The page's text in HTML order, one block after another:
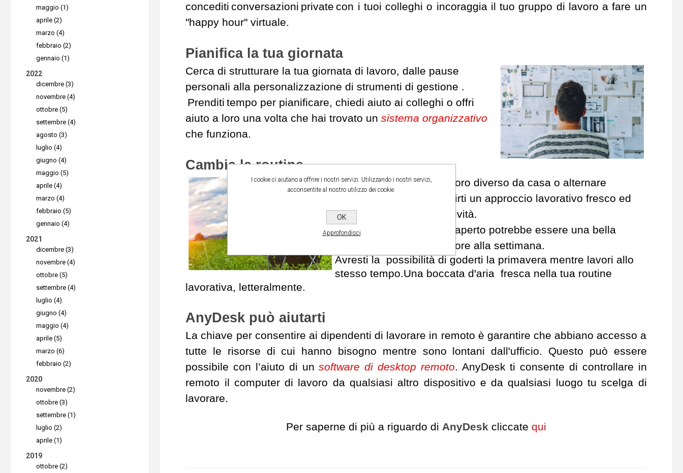
concediti conversazioni private con i tuoi colleghi o incoraggia il tuo gruppo di lavoro a fare un
"happy hour" virtuale.
Pianifica la tua giornata
Cerca di strutturare la tua giornata di lavoro, dalle pause
personali alla personalizzazione di strumenti di gestione .
Prenditi tempo per pianificare, chiedi aiuto ai colleghi o offri
aiuto a loro una volta che hai trovato unsistema organizzativo
che funziona.
Cambia la routine
Scegliere un luogo di lavoro diverso da casa o alternare
può fornirti un approccio lavorativo fresco ed
aumentare la tua produttività.
Ad esempio, lavorare all'aperto potrebbe essere una bella
alternativa per un paio d'ore alla settimana.
Avresti la possibilità di goderti la primavera mentre lavori allo
stesso tempo.Una boccata d'aria fresca nella tua routine
lavorativa, letteralmente.
AnyDesk può aiutarti
La chiave per consentire ai dipendenti di lavorare in remoto è garantire che abbiano accesso a
tutte le risorse di cui hanno bisogno mentre sono lontani dall'ufficio. Questo può essere
possibile con l’aiuto di unsoftware di desktop remoto. AnyDesk ti consente di controllare in
remoto il computer di lavoro da qualsiasi altro dispositivo e da qualsiasi luogo tu scelga di
lavorare.
Per saperne di più a riguardo di AnyDeskcliccate qui
maggio (1)
aprile (2)
marzo (4)
febbraio (2)
gennaio (1)
2022
dicembre (3)
novembre (4)
ottobre (5)
settembre (4)
agosto (3)
luglio (4)
giugno (4)
maggio (5)
aprile (4)
marzo (4)
febbraio (5)
gennaio (4)
2021
dicembre (3)
novembre (4)
ottobre (5)
settembre (4)
luglio (4)
giugno (4)
maggio (4)
aprile (5)
marzo (6)
febbraio (2)
2020
novembre (2)
ottobre (3)
settembre (1)
luglio (2)
aprile (1)
2019
ottobre (2)
I cookie ci aiutano a offrire i nostri servizi. Utilizzando i nostri servizi,
acconsentite al nostro utilizzo dei cookie.
OK
Approfondisci